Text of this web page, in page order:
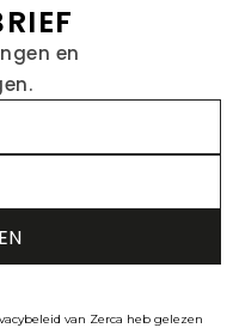
en
van Zerca heb gelezen